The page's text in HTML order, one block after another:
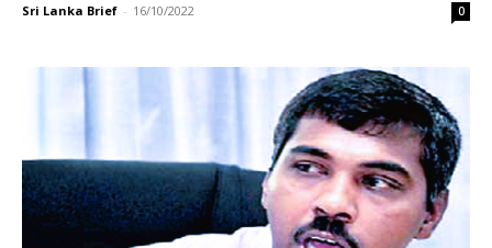
Sri Lanka Brief - 16/10/2022 0